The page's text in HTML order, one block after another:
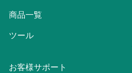
商品一覧
ツール
お客様サポート